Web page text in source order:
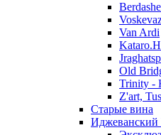
Van Ardi
Old
Trinity -
Z'art,
Старые вина